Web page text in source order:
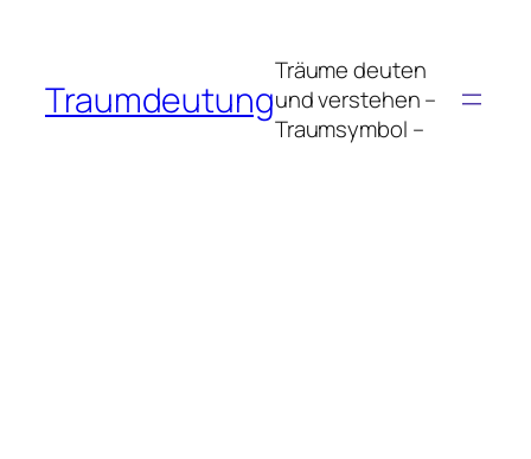
springen
Traumdeutung
Träume deuten
und verstehen –
Traumsymbol –